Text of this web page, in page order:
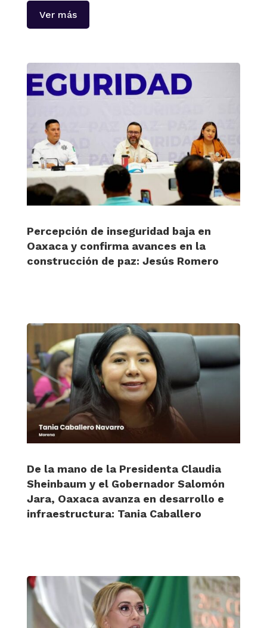
Ver más
Percepción de inseguridad baja en
Oaxaca y confirma avances en la
construcción de paz: Jesús Romero
De la mano de la Presidenta Claudia
Sheinbaum y el Gobernador Salomón
Jara, Oaxaca avanza en desarrollo e
infraestructura: Tania Caballero